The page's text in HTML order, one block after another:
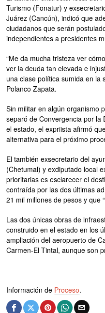
Turismo (Fonatur) y
Juárez (Cancún), indicó que
ciudadanos que serán
independientes a presidentes
“Me da mucha tristeza ver
ver la deuda tan elevada e
una clase política sumida en la
Polanco Zapata.
Sin militar en algún organismo
separó de Convergencia por la
el estado, el expriista afirmó
alternativa para el próximo
El también exsecretario del
(Chetumal) y exdiputado local
prioritarias es esclarecer el
contraída por las dos últimas
21 mil millones de pesos y que
Las dos únicas obras de
construido en el estado en los
ampliación del aeropuerto de
Carmen-El Tintal, aunque son
Información de Proceso.